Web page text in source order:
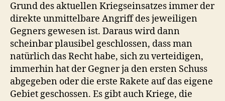
Grund des aktuellen Kriegseinsatzes immer der
direkte unmittelbare Angriff des jeweiligen
Gegners gewesen ist. Daraus wird dann
scheinbar plausibel geschlossen, dass man
natürlich das Recht habe, sich zu verteidigen,
immerhin hat der Gegner ja den ersten Schuss
abgegeben oder die erste Rakete auf das eigene
Gebiet geschossen. Es gibt auch Kriege, die